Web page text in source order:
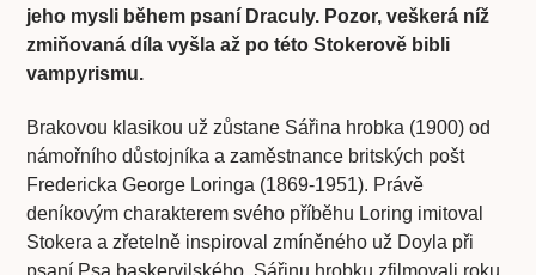
jeho mysli během psaní Draculy. Pozor, veškerá níž
zmiňovaná díla vyšla až po této Stokerově bibli
vampyrismu.
Brakovou klasikou už zůstane Sářina hrobka (1900) od
námořního důstojníka a zaměstnance britských pošt
Fredericka George Loringa (1869-1951). Právě
deníkovým charakterem svého příběhu Loring imitoval
Stokera a zřetelně inspiroval zmíněného už Doyla při